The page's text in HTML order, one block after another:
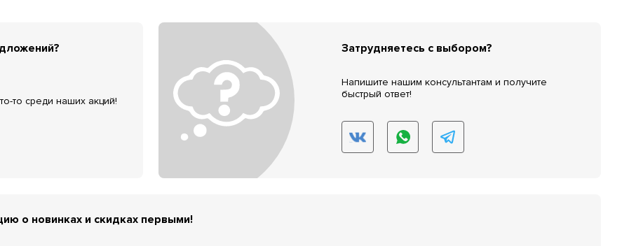
то среди наших акций!
Затрудняетесь с выбором?
Напишите нашим консультантам и получите
быстрый ответ!
о новинках и скидках первыми!